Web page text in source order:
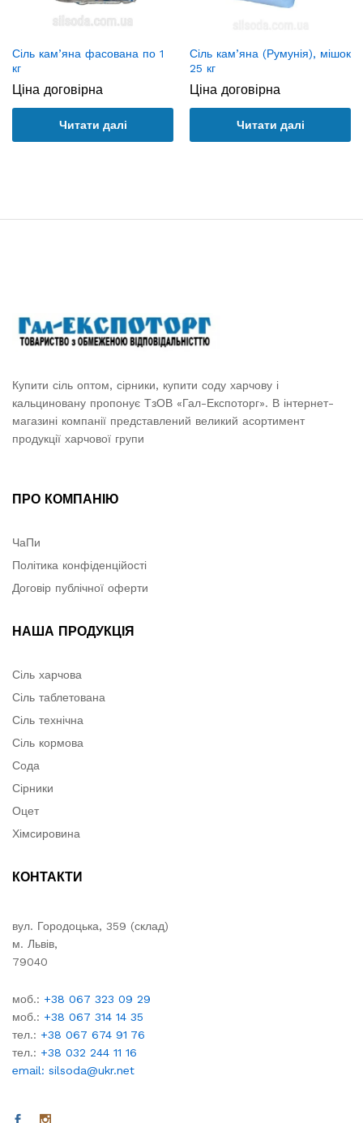
Сіль кам’яна фасована по 1
кг
Ціна договірна
Читати далі
Сіль кам’яна (Румунія), мішок
25 кг
Ціна договірна
Читати далі
Купити сіль оптом, сірники, купити соду харчову і
кальциновану пропонує ТзОВ «Гал-Експоторг». В інтернет-
магазині компанії представлений великий асортимент
продукції харчової групи
ПРО КОМПАНІЮ
ЧаПи
Політика конфіденційості
Договір публічної оферти
НАША ПРОДУКЦІЯ
Сіль харчова
Сіль таблетована
Сіль технічна
Сіль кормова
Сода
Сірники
Оцет
Хімсировина
КОНТАКТИ
вул. Городоцька, 359 (склад)
м. Львів,
79040
моб.: +38 067 323 09 29
моб.: +38 067 314 14 35
тел.: +38 067 674 91 76
тел.: +38 032 244 11 16
email: silsoda@ukr.net